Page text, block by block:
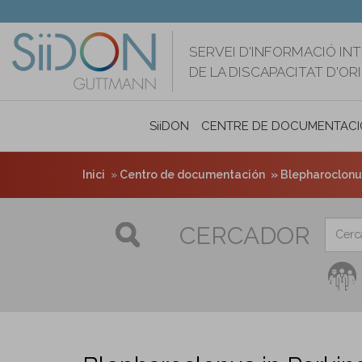
contingut
SERVEI D'INFORMACIÓ
DE LA DISCAPACITAT
SiiDON CENTRE DE
Inici Centro de documentación
CERCADOR